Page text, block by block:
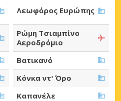
Λεωφόρος Ευρώπης
Ρώμη Τσιαμπίνο
Αεροδρόμιο
Βατικανό
Κόνκα ντ' Όρο
Καπανέλε